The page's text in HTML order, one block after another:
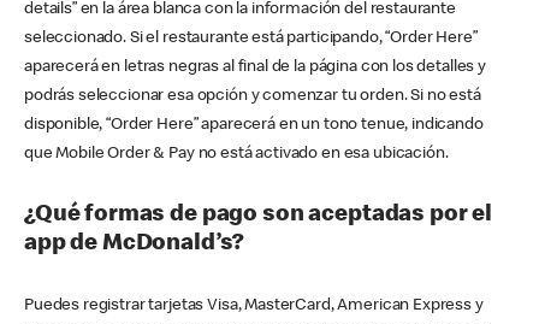
details” en la área blanca con la información del restaurante
seleccionado. Si el restaurante está participando, “Order Here”
aparecerá en letras negras al final de la página con los detalles y
podrás seleccionar esa opción y comenzar tu orden. Si no está
disponible, “Order Here” aparecerá en un tono tenue, indicando
que Mobile Order & Pay no está activado en esa ubicación.
¿Qué formas de pago son aceptadas por el
app de McDonald’s?
Puedes registrar tarjetas Visa, MasterCard, American Express y